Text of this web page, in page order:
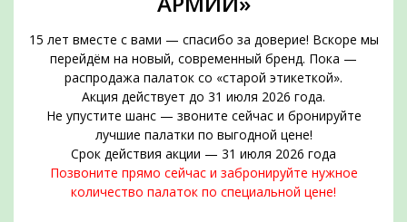
15 лет вместе с вами — спасибо за доверие! Вскоре мы
перейдём на новый, современный бренд. Пока —
распродажа палаток со «старой этикеткой».
Акция действует до 31 июля 2026 года.
Не упустите шанс — звоните сейчас и бронируйте
лучшие палатки по выгодной цене!
Срок действия акции — 31 июля 2026 года
Позвоните прямо сейчас и забронируйте нужное
количество палаток по специальной цене!
подобрать